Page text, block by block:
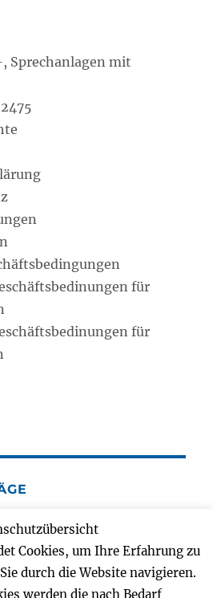
Sprechanlagen mit
für
für
oder
Cookies, um Ihre Erfahrung zu
durch die Website navigieren.
werden die nach Bedarf